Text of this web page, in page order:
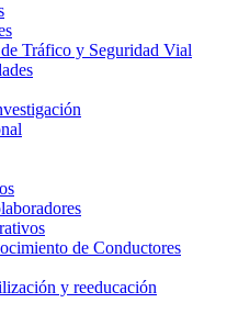
Tráfico y Seguridad Vial
de Conductores
y reeducación